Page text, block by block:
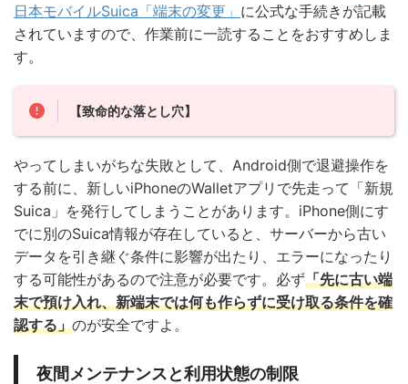
日本モバイルSuica「端末の変更」 に公式な手続きが記載
されていますので、作業前に一読することをおすすめしま
す。
【致命的な落とし穴】
やってしまいがちな失敗として、Android側で退避操作を
する前に、新しいiPhoneのWalletアプリで先走って「新規
Suica」を発行してしまうことがあります。iPhone側にす
でに別のSuica情報が存在していると、サーバーから古い
データを引き継ぐ条件に影響が出たり、エラーになったり
する可能性があるので注意が必要です。必ず「先に古い端
末で預け入れ、新端末では何も作らずに受け取る条件を確
認する」のが安全ですよ。
夜間メンテナンスと利用状態の制限